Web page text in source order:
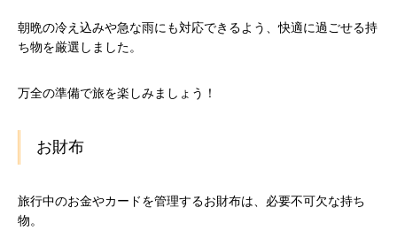
朝晩の冷え込みや急な雨にも対応できるよう、快適に過ごせる持
ち物を厳選しました。
万全の準備で旅を楽しみましょう！
お財布
旅行中のお金やカードを管理するお財布は、必要不可欠な持ち
物。